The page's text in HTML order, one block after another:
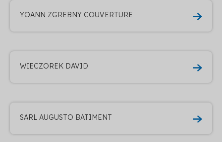
YOANN ZGREBNY COUVERTURE
WIECZOREK DAVID
SARL AUGUSTO BATIMENT